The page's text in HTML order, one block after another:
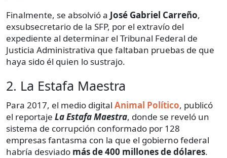
Finalmente, se absolvió a José Gabriel Carreño,
exsubsecretario de la SFP, por el extravío del
expediente al determinar el Tribunal Federal de
Justicia Administrativa que faltaban pruebas de que
haya sido él quien lo sustrajo.
2. La Estafa Maestra
Para 2017, el medio digital Animal Político, publicó
el reportaje La Estafa Maestra, donde se reveló un
sistema de corrupción conformado por 128
empresas fantasma con la que el gobierno federal
habría desviado más de 400 millones de dólares.